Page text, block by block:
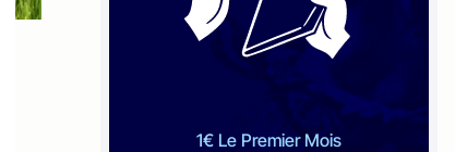
1€ Le Premier Mois